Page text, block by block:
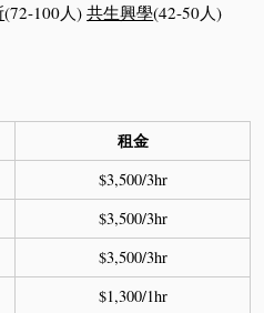
(72-100人)共生興學(42-50人)
租金
$3,500/3hr
$3,500/3hr
$3,500/3hr
$1,300/1hr